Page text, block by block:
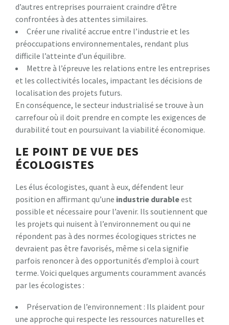
d’autres entreprises pourraient craindre d’être
confrontées à des attentes similaires.
Créer une rivalité accrue entre l’industrie et les
préoccupations environnementales, rendant plus
difficile l’atteinte d’un équilibre.
Mettre à l’épreuve les relations entre les entreprises
et les collectivités locales, impactant les décisions de
localisation des projets futurs.
En conséquence, le secteur industrialisé se trouve à un
carrefour où il doit prendre en compte les exigences de
durabilité tout en poursuivant la viabilité économique.
LE POINT DE VUE DES
ÉCOLOGISTES
Les élus écologistes, quant à eux, défendent leur
position en affirmant qu’une industrie durableest
possible et nécessaire pour l’avenir. Ils soutiennent que
les projets qui nuisent à l’environnement ou qui ne
répondent pas à des normes écologiques strictes ne
devraient pas être favorisés, même si cela signifie
parfois renoncer à des opportunités d’emploi à court
terme. Voici quelques arguments couramment avancés
par les écologistes :
Préservation de l’environnement : Ils plaident pour
une approche qui respecte les ressources naturelles et